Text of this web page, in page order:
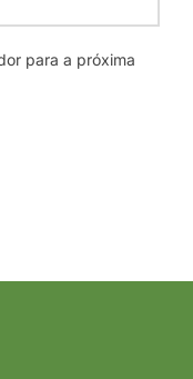
para a próxima